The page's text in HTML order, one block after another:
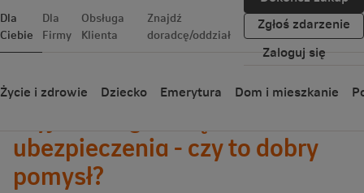
Dla
Ciebie
Dla
Firmy
Obsługa
Klienta
Znajdź
doradcę/oddział
Zgłoś zdarzenie
Zaloguj się
Życie i zdrowie Dziecko Emerytura Dom i mieszkanie
Wróć
ubezpieczenia - czy to dobry
pomysł?